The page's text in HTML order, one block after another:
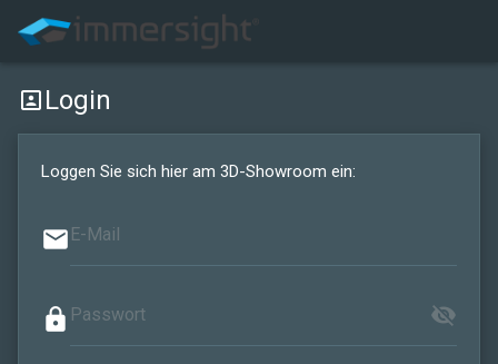
portrait Login
Loggen Sie sich hier am 3D-Showroom ein:
email
lock visibility_off